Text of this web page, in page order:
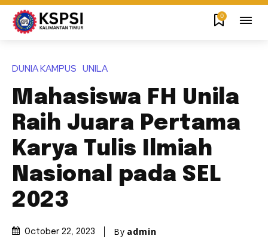
0
DUNIA KAMPUS UNILA
Mahasiswa FH Unila
Raih Juara Pertama
Karya Tulis Ilmiah
Nasional pada SEL
2023
October 22, 2023 By admin